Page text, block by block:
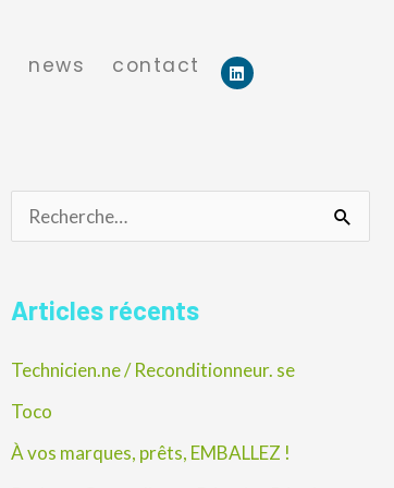
news contact
L
i
n
c
e
r
c
Articles récents
Technicien.ne / Reconditionneur. se
Toco
À vos marques, prêts, EMBALLEZ !